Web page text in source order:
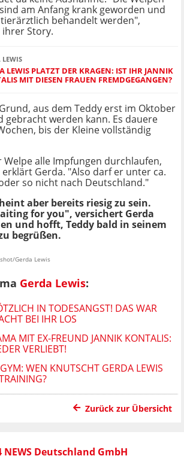
am Anfang krank geworden und
behandelt werden",
Story.
LEWIS
LEWIS PLATZT DER KRAGEN: IST IHR JANNIK
MIT DIESEN FRAUEN FREMDGEGANGEN?
aus dem Teddy erst im Oktober
gebracht werden kann. Es dauere
bis der Kleine vollständig
Welpe alle Impfungen durchlaufen,
Gerda. "Also darf er unter ca.
so nicht nach Deutschland."
aber bereits riesig zu sein.
for you", versichert Gerda
und hofft, Teddy bald in seinem
begrüßen.
Gerda Lewis
Gerda Lewis:
IN TODESANGST! DAS WAR
BEI IHR LOS
MIT EX-FREUND JANNIK KONTALIS:
VERLIEBT!
WEN KNUTSCHT GERDA LEWIS D
Zurück zur Übersicht
NEWS Deutschland GmbH